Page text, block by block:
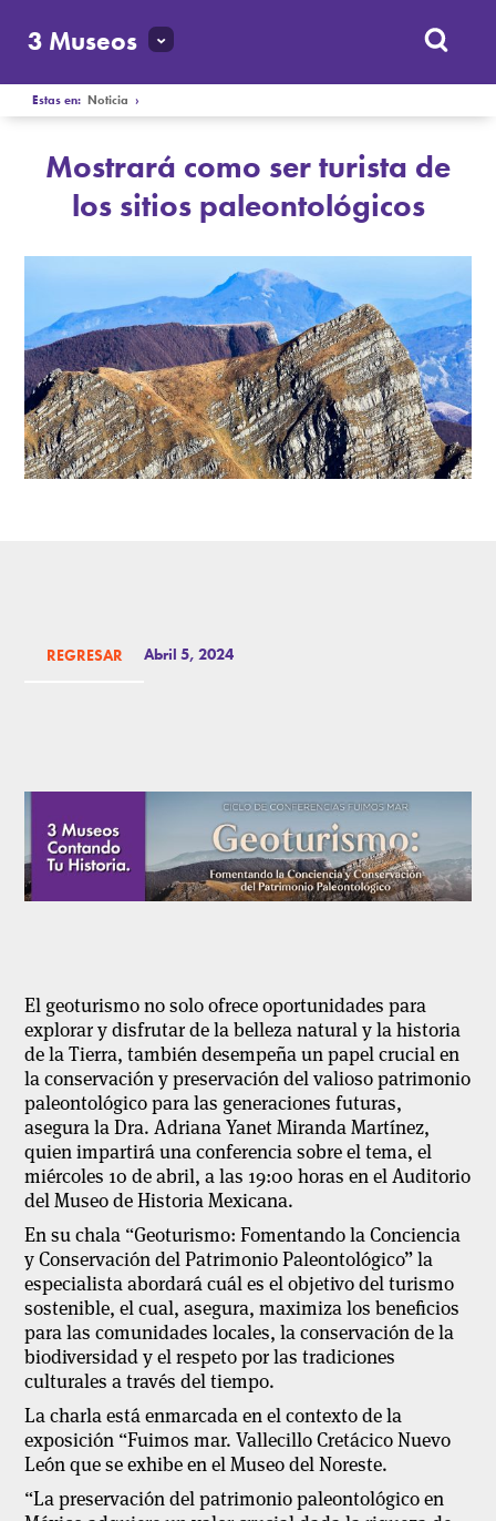
3 Museos
Estas en:Noticia ›
Mostrará como ser turista de
los sitios paleontológicos
REGRESAR Abril 5, 2024
El geoturismo no solo ofrece oportunidades para
explorar y disfrutar de la belleza natural y la historia
de la Tierra, también desempeña un papel crucial en
la conservación y preservación del valioso patrimonio
paleontológico para las generaciones futuras,
asegura la Dra. Adriana Yanet Miranda Martínez,
quien impartirá una conferencia sobre el tema, el
miércoles 10 de abril, a las 19:00 horas en el Auditorio
del Museo de Historia Mexicana.
En su chala “Geoturismo: Fomentando la Conciencia
y Conservación del Patrimonio Paleontológico” la
especialista abordará cuál es el objetivo del turismo
sostenible, el cual, asegura, maximiza los beneficios
para las comunidades locales, la conservación de la
biodiversidad y el respeto por las tradiciones
culturales a través del tiempo.
La charla está enmarcada en el contexto de la
exposición “Fuimos mar. Vallecillo Cretácico Nuevo
León que se exhibe en el Museo del Noreste.
“La preservación del patrimonio paleontológico en